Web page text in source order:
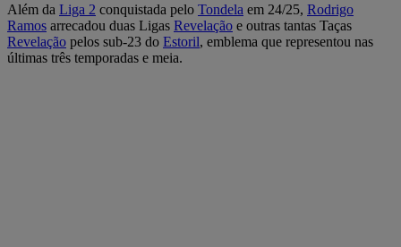
Além da Liga 2 conquistada pelo Tondela em 24/25, Rodrigo
Ramos arrecadou duas Ligas Revelação e outras tantas Taças
Revelação pelos sub-23 do Estoril, emblema que representou nas
últimas três temporadas e meia.